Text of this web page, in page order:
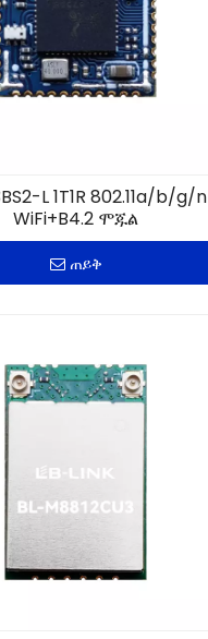
L 1T1R 802.11a/b/g/n
WiFi+B4.2 ሞጁል
ጠይቅ